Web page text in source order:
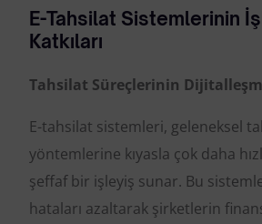
E-Tahsilat Sistemlerinin
Katkıları
Tahsilat Süreçlerinin
E-tahsilat sistemleri, geleneksel
yöntemlerine kıyasla çok daha
şeffaf bir işleyiş sunar. Bu
hataları azaltarak şirketlerin